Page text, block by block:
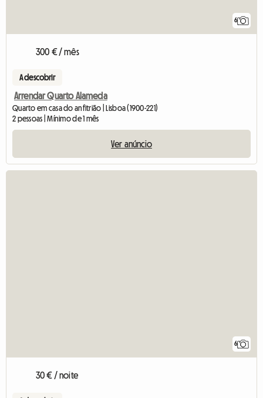
6
300 € / mês
A descobrir
Arrendar Quarto Alameda
Quarto em casa do anfitrião | Lisboa (1900-221)
2 pessoas | Mínimo de 1 mês
Ver anúncio
6
30 € / noite